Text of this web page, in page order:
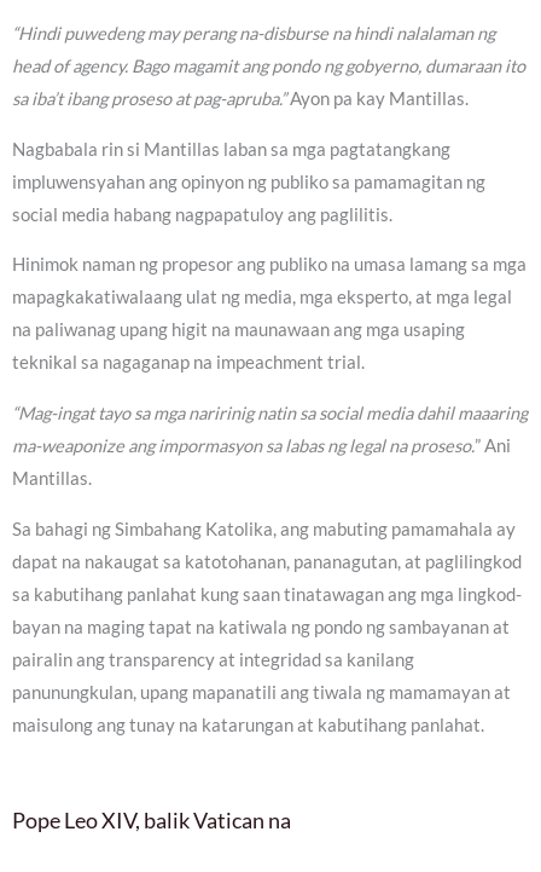
“Hindi puwedeng may perang na-disburse na hindi nalalaman ng
head of agency. Bago magamit ang pondo ng gobyerno, dumaraan ito
sa iba’t ibang proseso at pag-apruba.”Ayon pa kay Mantillas.
Nagbabala rin si Mantillas laban sa mga pagtatangkang
impluwensyahan ang opinyon ng publiko sa pamamagitan ng
social media habang nagpapatuloy ang paglilitis.
Hinimok naman ng propesor ang publiko na umasa lamang sa mga
mapagkakatiwalaang ulat ng media, mga eksperto, at mga legal
na paliwanag upang higit na maunawaan ang mga usaping
teknikal sa nagaganap na impeachment trial.
“Mag-ingat tayo sa mga naririnig natin sa social media dahil maaaring
ma-weaponize ang impormasyon sa labas ng legal na proseso.” Ani
Mantillas.
Sa bahagi ng Simbahang Katolika, ang mabuting pamamahala ay
dapat na nakaugat sa katotohanan, pananagutan, at paglilingkod
sa kabutihang panlahat kung saan tinatawagan ang mga lingkod-
bayan na maging tapat na katiwala ng pondo ng sambayanan at
pairalin ang transparency at integridad sa kanilang
panunungkulan, upang mapanatili ang tiwala ng mamamayan at
maisulong ang tunay na katarungan at kabutihang panlahat.
Pope Leo XIV, balik Vatican na